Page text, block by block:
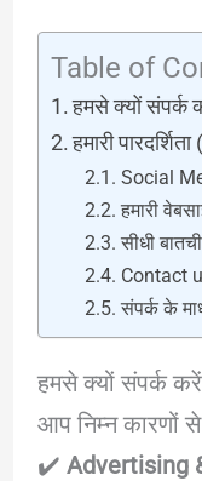
Table of
हमसे क्यों संपर्क
हमारी
Social
हमारी
सीधी
Contact
संपर्क के
हमसे क्यों संपर्क
आप निम्न कारणों
✔️ Advertising